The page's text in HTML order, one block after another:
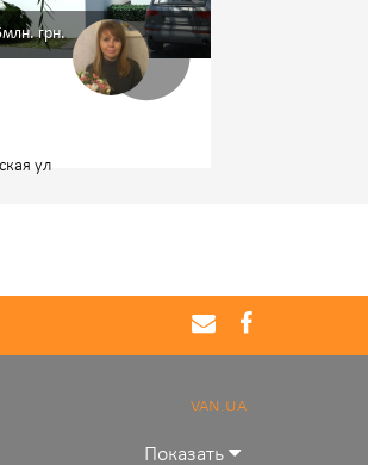
грн.
ул
VAN.UA
Показать